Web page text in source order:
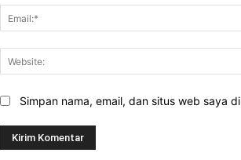
Simpan nama, email, dan situs web saya